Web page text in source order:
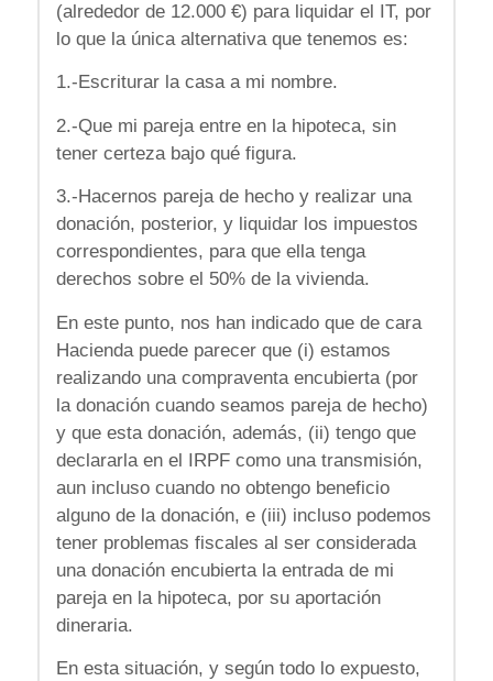
(alrededor de 12.000 €) para liquidar el IT, por
lo que la única alternativa que tenemos es:
1.-Escriturar la casa a mi nombre.
2.-Que mi pareja entre en la hipoteca, sin
tener certeza bajo qué figura.
3.-Hacernos pareja de hecho y realizar una
donación, posterior, y liquidar los impuestos
correspondientes, para que ella tenga
derechos sobre el 50% de la vivienda.
En este punto, nos han indicado que de cara
Hacienda puede parecer que (i) estamos
realizando una compraventa encubierta (por
la donación cuando seamos pareja de hecho)
y que esta donación, además, (ii) tengo que
declararla en el IRPF como una transmisión,
aun incluso cuando no obtengo beneficio
alguno de la donación, e (iii) incluso podemos
tener problemas fiscales al ser considerada
una donación encubierta la entrada de mi
pareja en la hipoteca, por su aportación
dineraria.
En esta situación, y según todo lo expuesto,